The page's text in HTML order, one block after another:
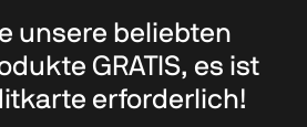
unsere beliebten
GRATIS, es ist
erforderlich!